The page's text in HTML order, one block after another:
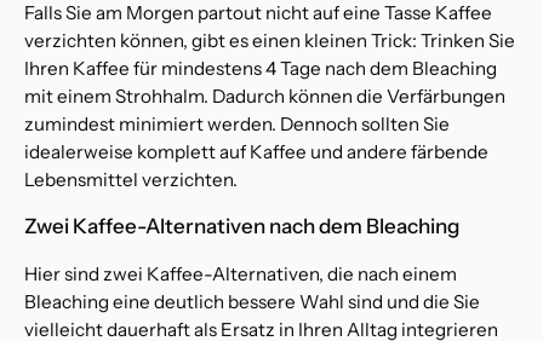
Falls Sie am Morgen partout nicht auf eine Tasse Kaffee
verzichten können, gibt es einen kleinen Trick: Trinken Sie
Ihren Kaffee für mindestens 4 Tage nach dem Bleaching
mit einem Strohhalm. Dadurch können die Verfärbungen
zumindest minimiert werden. Dennoch sollten Sie
idealerweise komplett auf Kaffee und andere färbende
Lebensmittel verzichten.
Zwei Kaffee-Alternativen nach dem Bleaching
Hier sind zwei Kaffee-Alternativen, die nach einem
Bleaching eine deutlich bessere Wahl sind und die Sie
vielleicht dauerhaft als Ersatz in Ihren Alltag integrieren